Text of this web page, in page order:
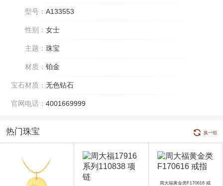
型号： A133553
性别： 女士
主题： 珠宝
材质： 铂金
宝石材质： 无色钻石
官网电话： 4001669999
热门珠宝 换一组
周大福黄金类F170616 戒